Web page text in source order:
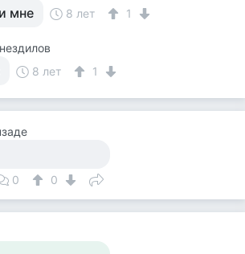
мне 8 лет 1
8 лет 1
0 0